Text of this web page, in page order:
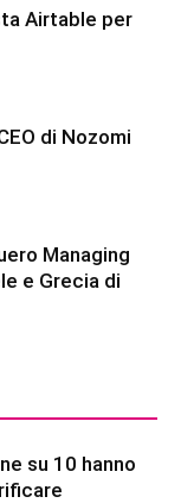
Airtable per
di Nozomi
Managing
e Grecia di
su 10 hanno